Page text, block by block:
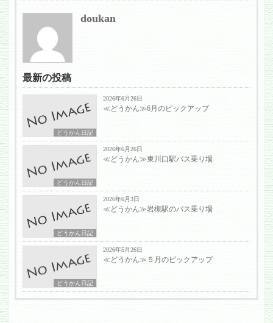
doukan
最新の投稿
どうかん日記
2026年6月26日
≪どうかん≫6月のピックアップ
どうかん日記
2026年6月26日
≪どうかん≫東川口駅バス乗り場
どうかん日記
2026年6月3日
≪どうかん≫岩槻駅のバス乗り場
どうかん日記
2026年5月26日
≪どうかん≫５月のピックアップ